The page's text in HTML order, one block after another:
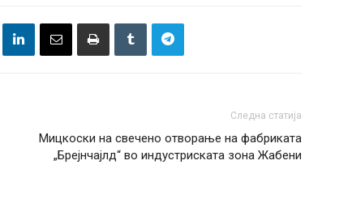
Следна статија
Мицкоски на свечено отворање на фабриката
„Брејнчајлд“ во индустриската зона Жабени